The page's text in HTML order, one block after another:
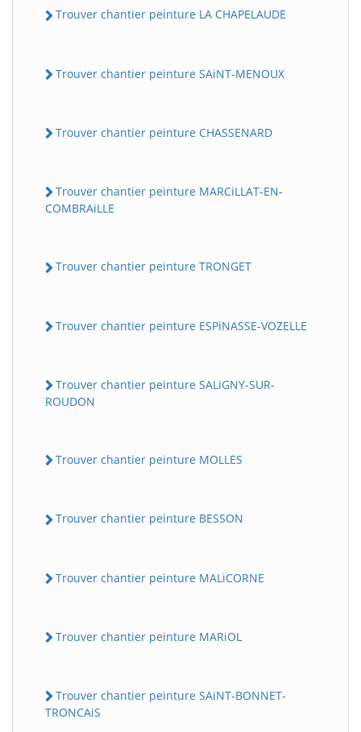
Trouver chantier peinture LA CHAPELAUDE
Trouver chantier peinture SAiNT-MENOUX
Trouver chantier peinture CHASSENARD
Trouver chantier peinture MARCiLLAT-EN-
COMBRAiLLE
Trouver chantier peinture TRONGET
Trouver chantier peinture ESPiNASSE-VOZELLE
Trouver chantier peinture SALiGNY-SUR-
ROUDON
Trouver chantier peinture MOLLES
Trouver chantier peinture BESSON
Trouver chantier peinture MALiCORNE
Trouver chantier peinture MARiOL
Trouver chantier peinture SAiNT-BONNET-
TRONCAiS